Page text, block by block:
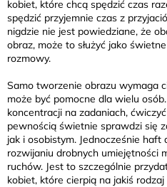
kobiet, które chcą spędzić czas
spędzić przyjemnie czas z
nigdzie nie jest powiedziane, że
obraz, może to służyć jako
rozmowy.
Samo tworzenie obrazu wymaga
może być pomocne dla wielu
koncentracji na zadaniach,
pewnością świetnie sprawdzi się
jak i osobistym. Jednocześnie
rozwijaniu drobnych umiejętności
ruchów. Jest to szczególnie
kobiet, które cierpią na jakiś